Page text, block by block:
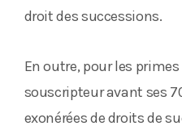
droit des successions.
En outre, pour les primes
souscripteur avant ses
exonérées de droits de